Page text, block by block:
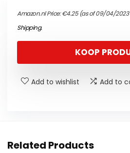
Amazon.nl Price:€4.25(as of 09/04/2023
Shipping.
KOOP
Add to wishlist Add to
Related Products